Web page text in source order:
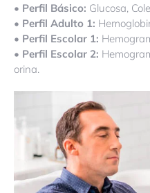
• Perfil Básico: Glucosa,
• Perfil Adulto 1:
• Perfil Escolar 1:
• Perfil Escolar 2:
orina.